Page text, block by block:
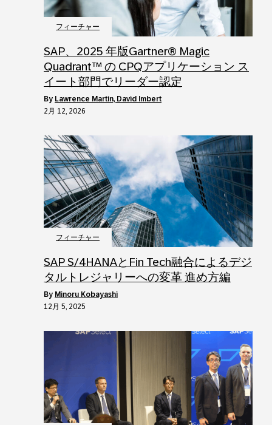
フィーチャー
SAP、2025 年版Gartner® Magic
Quadrant™ の CPQアプリケーション ス
イート部門でリーダー認定
by Lawrence Martin, David Imbert
2月 12, 2026
フィーチャー
SAP S/4HANAとFin Tech融合によるデジ
タルトレジャリーへの変革 進め方編
by Minoru Kobayashi
12月 5, 2025